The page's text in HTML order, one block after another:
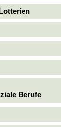
Berufe